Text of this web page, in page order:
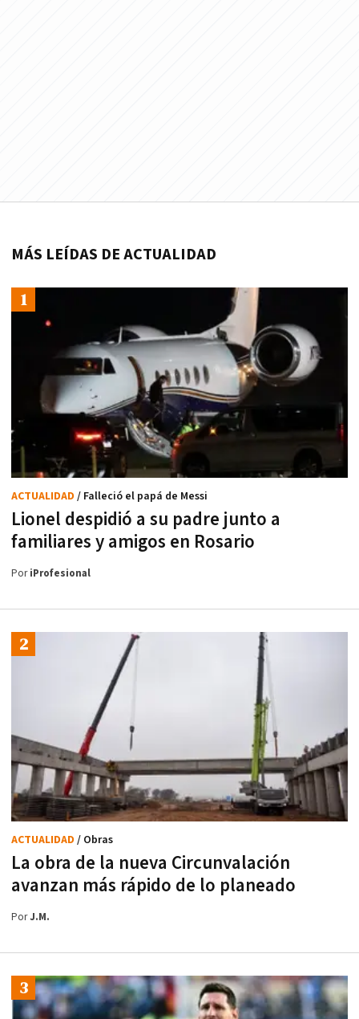
MÁS LEÍDAS DE ACTUALIDAD
Lionel despidió a su padre junto a
familiares y amigos en Rosario
ACTUALIDAD / Falleció el papá de Messi
PoriProfesional
La obra de la nueva Circunvalación
avanzan más rápido de lo planeado
ACTUALIDAD / Obras
PorJ.M.